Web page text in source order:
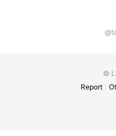
©
Report